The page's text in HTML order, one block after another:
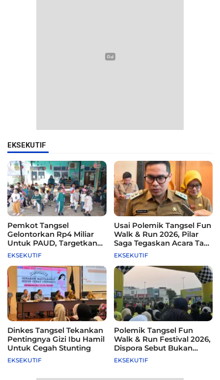
EKSEKUTIF
Pemkot Tangsel
Gelontorkan Rp4 Miliar
Untuk PAUD, Targetkan
115 Sekolah
EKSEKUTIF
Usai Polemik Tangsel Fun
Walk & Run 2026, Pilar
Saga Tegaskan Acara Tak
Difasilitasi Pemkot
EKSEKUTIF
Dinkes Tangsel Tekankan
Pentingnya Gizi Ibu Hamil
Untuk Cegah Stunting
EKSEKUTIF
Polemik Tangsel Fun
Walk & Run Festival 2026,
Dispora Sebut Bukan
Agenda Pemkot
EKSEKUTIF